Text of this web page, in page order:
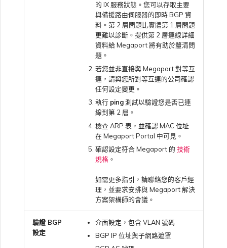
的 IX 服務狀態。您可以存取主要
與備援路由伺服器的即時 BGP 資
料。第 2 層問題比實體第 1 層問題
更難以診斷。提供第 2 層連線詳細
資料給 Megaport 將有助於釐清問
題。
若您並非直接與 Megaport 對等互
連，請與您所對等互連的公司確認
任何設定變更。
執行 ping測試以驗證您是否已連
線到第 2 層。
檢查 ARP 表，並確認 MAC 位址
在 Megaport Portal 中可見。
確認設定符合 Megaport 的 技術
規格 。
如需更多指引，請聯絡您的客戶經
理，並要求安排與 Megaport 解決
方案架構師的會議。
驗證 BGP
設定
介面設定，包含 VLAN 號碼
BGP IP 位址與子網路遮罩